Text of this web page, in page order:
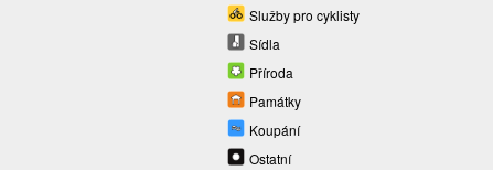
Služby pro cyklisty
Sídla
Příroda
Památky
Koupání
Ostatní